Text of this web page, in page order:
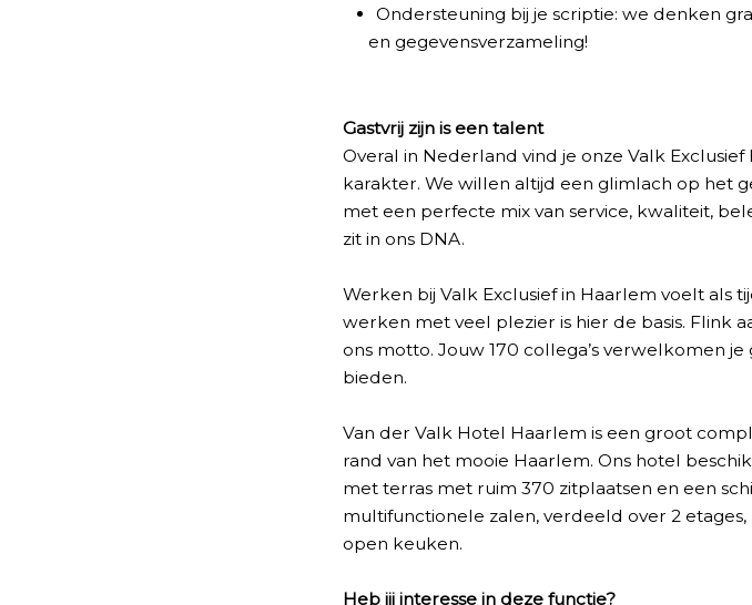
Ondersteuning bij je scriptie: we denken
en gegevensverzameling!
Gastvrij zijn is een talent
Overal in Nederland vind je onze Valk
karakter. We willen altijd een glimlach op het
met een perfecte mix van service, kwaliteit,
zit in ons DNA.
Werken bij Valk Exclusief in Haarlem voelt als
werken met veel plezier is hier de basis. Flink
ons motto. Jouw 170 collega’s verwelkomen
bieden.
Van der Valk Hotel Haarlem is een groot
rand van het mooie Haarlem. Ons hotel
met terras met ruim 370 zitplaatsen en een
multifunctionele zalen, verdeeld over 2
open keuken.
Heb jij interesse in deze functie?